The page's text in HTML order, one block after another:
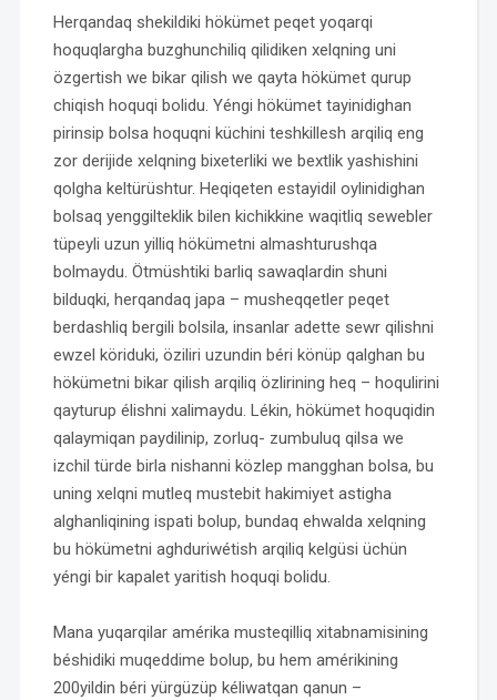
Herqandaq shekildiki hökümet peqet yoqarqi
hoquqlargha buzghunchiliq qilidiken xelqning uni
özgertish we bikar qilish we qayta hökümet qurup
chiqish hoquqi bolidu. Yéngi hökümet tayinidighan
pirinsip bolsa hoquqni küchini teshkillesh arqiliq eng
zor derijide xelqning bixeterliki we bextlik yashishini
qolgha keltürüshtur. Heqiqeten estayidil oylinidighan
bolsaq yenggilteklik bilen kichikkine waqitliq sewebler
tüpeyli uzun yilliq hökümetni almashturushqa
bolmaydu. Ötmüshtiki barliq sawaqlardin shuni
bilduqki, herqandaq japa – musheqqetler peqet
berdashliq bergili bolsila, insanlar adette sewr qilishni
ewzel köriduki, öziliri uzundin béri könüp qalghan bu
hökümetni bikar qilish arqiliq özlirining heq – hoqulirini
qayturup élishni xalimaydu. Lékin, hökümet hoquqidin
qalaymiqan paydilinip, zorluq- zumbuluq qilsa we
izchil türde birla nishanni közlep mangghan bolsa, bu
uning xelqni mutleq mustebit hakimiyet astigha
alghanliqining ispati bolup, bundaq ehwalda xelqning
bu hökümetni aghduriwétish arqiliq kelgüsi üchün
yéngi bir kapalet yaritish hoquqi bolidu.
Mana yuqarqilar amérika musteqilliq xitabnamisining
béshidiki muqeddime bolup, bu hem amérikining
200yildin béri yürgüzüp kéliwatqan qanun –